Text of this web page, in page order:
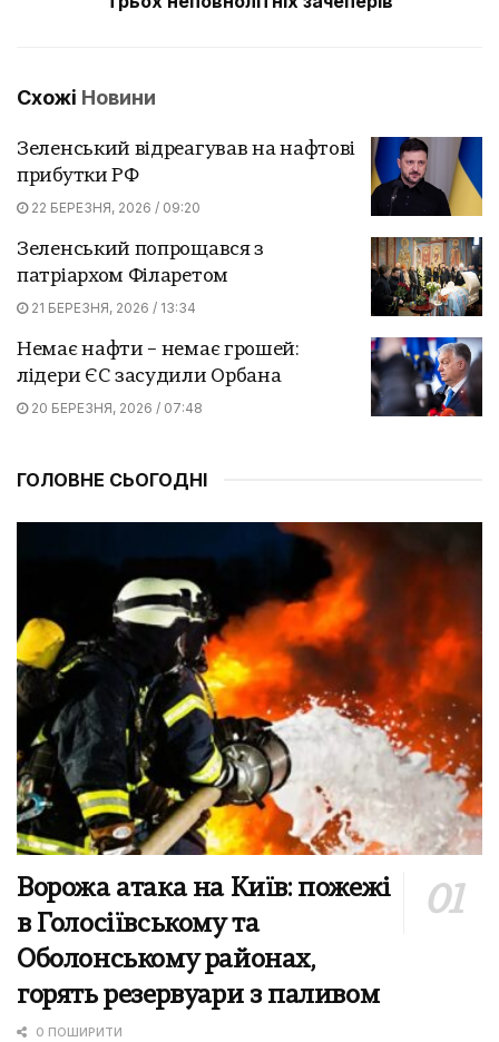
Схожі Новини
Зеленський відреагував на нафтові
прибутки РФ
22 БЕРЕЗНЯ, 2026 / 09:20
Зеленський попрощався з
патріархом Філаретом
21 БЕРЕЗНЯ, 2026 / 13:34
Немає нафти – немає грошей:
лідери ЄС засудили Орбана
20 БЕРЕЗНЯ, 2026 / 07:48
ГОЛОВНЕ СЬОГОДНІ
Ворожа атака на Київ: пожежі
в Голосіївському та
Оболонському районах,
горять резервуари з паливом
0 ПОШИРИТИ